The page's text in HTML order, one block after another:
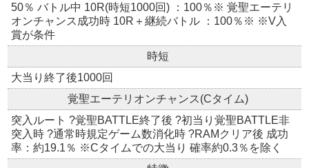
50％ バトル中 10R(時短1000回) ：100％※ 覚聖エーテリ
オンチャンス成功時 10R＋継続バトル ：100％※ ※V入
賞が条件
時短
大当り終了後1000回
覚聖エーテリオンチャンス(Cタイム)
突入ルート ?覚聖BATTLE終了後 ?初当り覚聖BATTLE非
突入時 ?通常時規定ゲーム数消化時 ?RAMクリア後 成功
率：約19.1％ ※Cタイムでの大当り 確率約0.3％を除く